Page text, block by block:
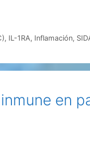
, IL-1RA, Inflamación,
en